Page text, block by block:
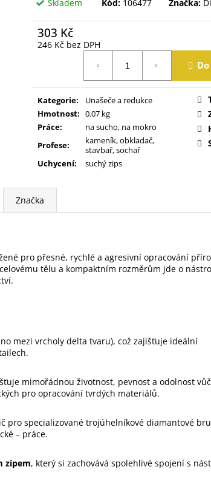
Skladem Kód: 106477 Značka:
303 Kč
246 Kč bez DPH
Kategorie:
Unašeče a redukce
Hmotnost: 0.07 kg
Práce:
na sucho, na mokro
Profese:
kameník, obkladač,
stavbař, sochař
Uchycení: suchý zips
Značka
pro přesné, rychlé a agresivní opracování
tělu a kompaktním rozměrům jde o
mezi vrcholy delta tvaru), což zajišťuje ideální
mimořádnou životnost, pevnost a odolnost
pro opracování tvrdých materiálů.
pro specializované trojúhelníkové diamantové
– práce.
zipem, který si zachovává spolehlivé spojení s